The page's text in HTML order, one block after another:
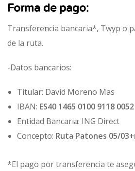
Forma de pago:
Transferencia bancaria*, Twyp o
de la ruta.
-Datos bancarios:
Titular: David Moreno Mas
IBAN: ES40 1465 0100 9118
Entidad Bancaria: ING Direct
Concepto: Ruta Patones 05/
*El pago por transferencia te